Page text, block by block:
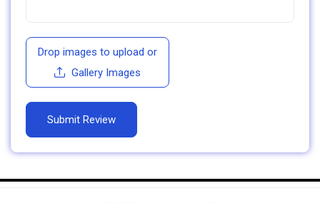
Drop images to upload or
Gallery Images